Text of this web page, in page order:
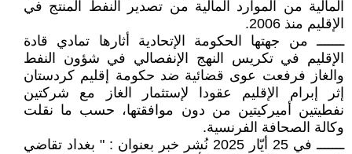
المالية من الموارد المالية من تصدير النفط المنتج في
الإقليم منذ 2006.
ـــــــ من جهتها الحكومة الإتحادية أثارها تمادي قادة
الإقليم في تكريس النهج الإنفصالي في شؤون النفط
والغاز فرفعت عوى قضائية ضد حكومة إقليم كردستان
إثر إبرام الإقليم عقودا لإستثمار الغاز مع شركتين
نفطيتين أميركيتين من دون موافقتها، حسب ما نقلت
وكالة الصحافة الفرنسية.
ـــــــ في 25 أيّار 2025 نُشر خبر بعنوان : " بغداد تقاضي